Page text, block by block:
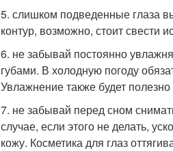
5. слишком подведенные глаза
контур, возможно, стоит свести
6. не забывай постоянно
губами. В холодную погоду
Увлажнение также будет
7. не забывай перед сном
случае, если этого не делать,
кожу. Косметика для глаз